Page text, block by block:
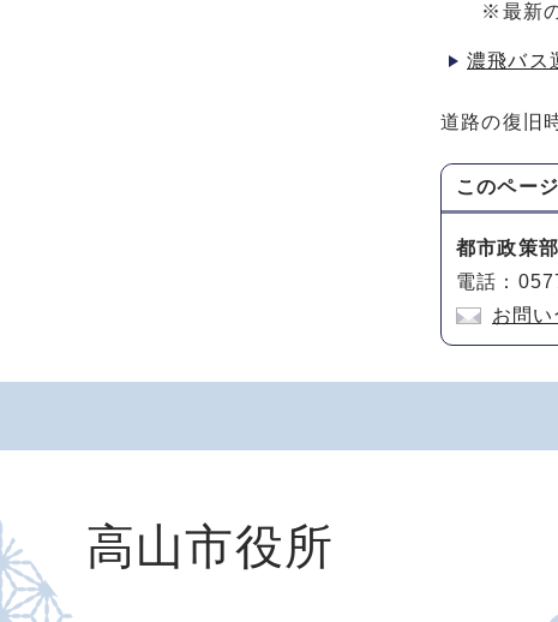
※最新の情
濃飛バス
道路の復旧
このペー
都市政策
電話：
お問い
高山市役所